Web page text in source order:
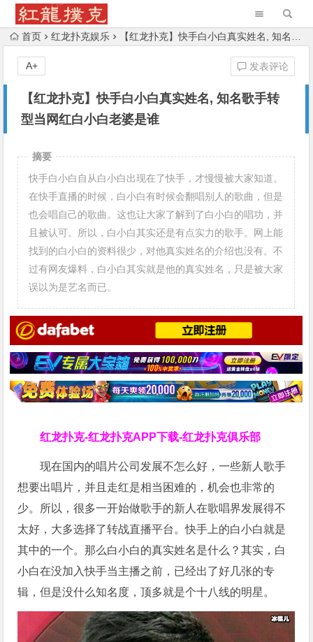
首页 红龙扑克娱乐 【红龙扑克】快手白小白真实姓名, 知名歌手转型当网红白小白老婆是谁
【红龙扑克】快手白小白真实姓名, 知名歌手转
型当网红白小白老婆是谁
发表评论
A+
摘要
快手白小白自从白小白出现在了快手，才慢慢被大家知道。
在快手直播的时候，白小白有时候会翻唱别人的歌曲，但是
也会唱自己的歌曲。这也让大家了解到了白小白的唱功，并
且被认可。所以，白小白其实还是有点实力的歌手。网上能
找到的白小白的资料很少，对他真实姓名的介绍也没有。不
过有网友爆料，白小白其实就是他的真实姓名，只是被大家
误以为是艺名而已。
红龙扑克-红龙扑克APP下载-红龙扑克俱乐部
现在国内的唱片公司发展不怎么好，一些新人歌手
想要出唱片，并且走红是相当困难的，机会也非常的
少。所以，很多一开始做歌手的新人在歌唱界发展得不
太好，大多选择了转战直播平台。快手上的白小白就是
其中的一个。那么白小白的真实姓名是什么？其实，白
小白在没加入快手当主播之前，已经出了好几张的专
辑，但是没什么知名度，顶多就是个十八线的明星。